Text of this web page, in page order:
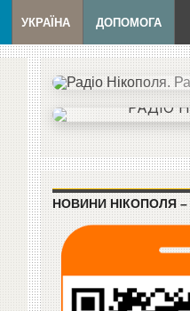
УКРАЇНА ДОПОМОГА
НОВИНИ НІКОПОЛЯ